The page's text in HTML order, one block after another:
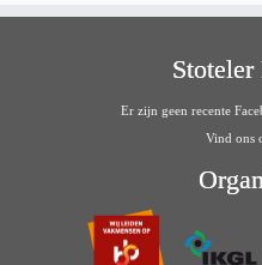
Stoteler
Er zijn geen recente
Vind ons